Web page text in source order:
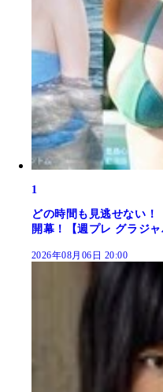
1
どの時間も見逃せない
開幕！【週プレ グラジャ
2026年08月06日 20:00